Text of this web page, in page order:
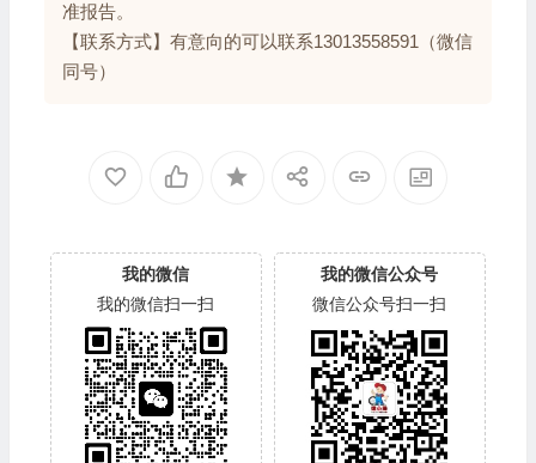
准报告。
【联系方式】有意向的可以联系13013558591（微信
同号）
我的微信
我的微信扫一扫
我的微信公众号
微信公众号扫一扫